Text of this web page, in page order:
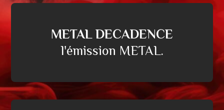
METAL DECADENCE
l'émission METAL.